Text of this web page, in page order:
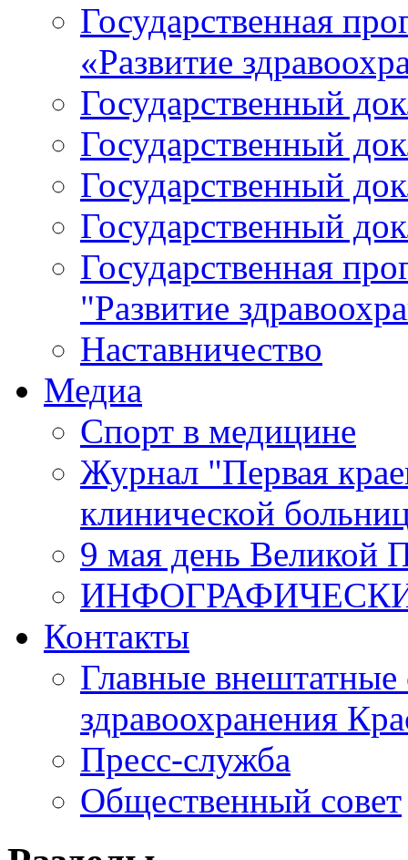
Государственная
«Развитие
Государственный
Государственный
Государственный
Государственный
Государственная
"Развитие
Наставничество
Медиа
Спорт в медицине
Журнал "Первая
клинической
9 мая день Великой
Контакты
Главные внештатные
здравоохранения
Пресс-служба
Общественный совет